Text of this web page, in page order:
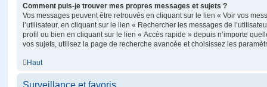
Comment puis-je trouver mes propres messages et sujets ?
Vos messages peuvent être retrouvés en cliquant sur le lien « Voir vos
l’utilisateur, en cliquant sur le lien « Rechercher les messages de
profil ou bien en cliquant sur le lien « Accès rapide » depuis n’importe
vos sujets, utilisez la page de recherche avancée et choisissez les
Haut
Surveillance et favoris